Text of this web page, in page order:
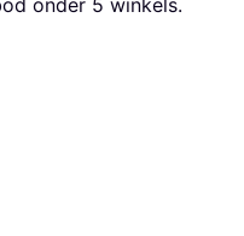
onder 5 winkels.